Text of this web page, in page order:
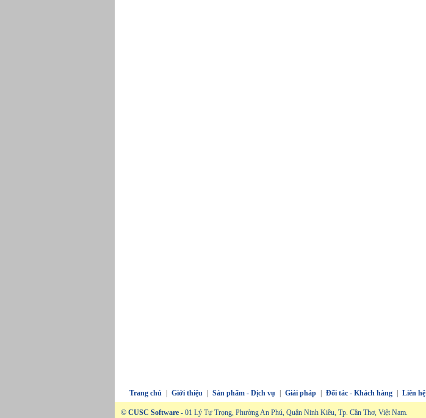
Trang chủ Giới thiệu Sản phẩm - Dịch vụ Giải pháp Đối tác - Khách hàng Liên hệ
© CUSC Software - 01 Lý Tự Trọng, Phường An Phú, Quận Ninh Kiều, Tp. Cần Thơ, Việt Nam.